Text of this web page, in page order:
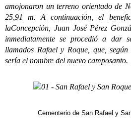
amojonaron un terreno orientado de
25,91 m. A continuación, el
laConcepción, Juan José Pérez
inmediatamente se procedió a dar
llamados Rafael y Roque, que,
sería el nombre del nuevo camposanto.
Cementerio de San Rafael y